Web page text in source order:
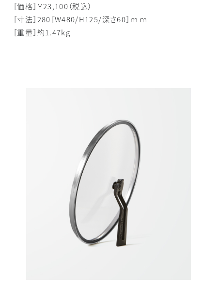
［価格］￥23,100（税込）
［寸法］280［W480/H125/深さ60］ｍｍ
［重量］約1.47kg